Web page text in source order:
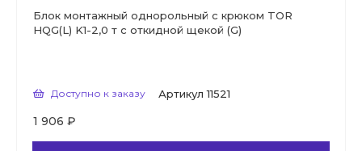
Блок монтажный однорольный с крюком TOR
HQG(L) K1-2,0 т с откидной щекой (G)
Доступно к заказу Артикул 11521
1 906 ₽